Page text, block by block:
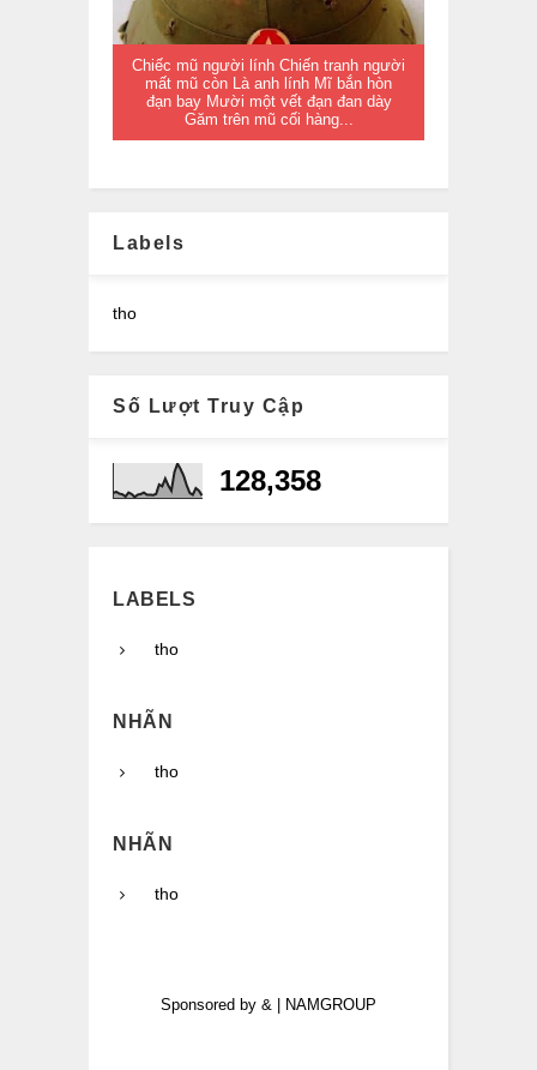
Chiếc mũ người lính Chiến tranh người
mất mũ còn Là anh lính Mĩ bắn hòn
đạn bay Mười một vết đạn đan dày
Găm trên mũ cối hàng...
Labels
tho
Số Lượt Truy Cập
128,358
LABELS
tho
NHÃN
tho
NHÃN
tho
Sponsored by & NAMGROUP